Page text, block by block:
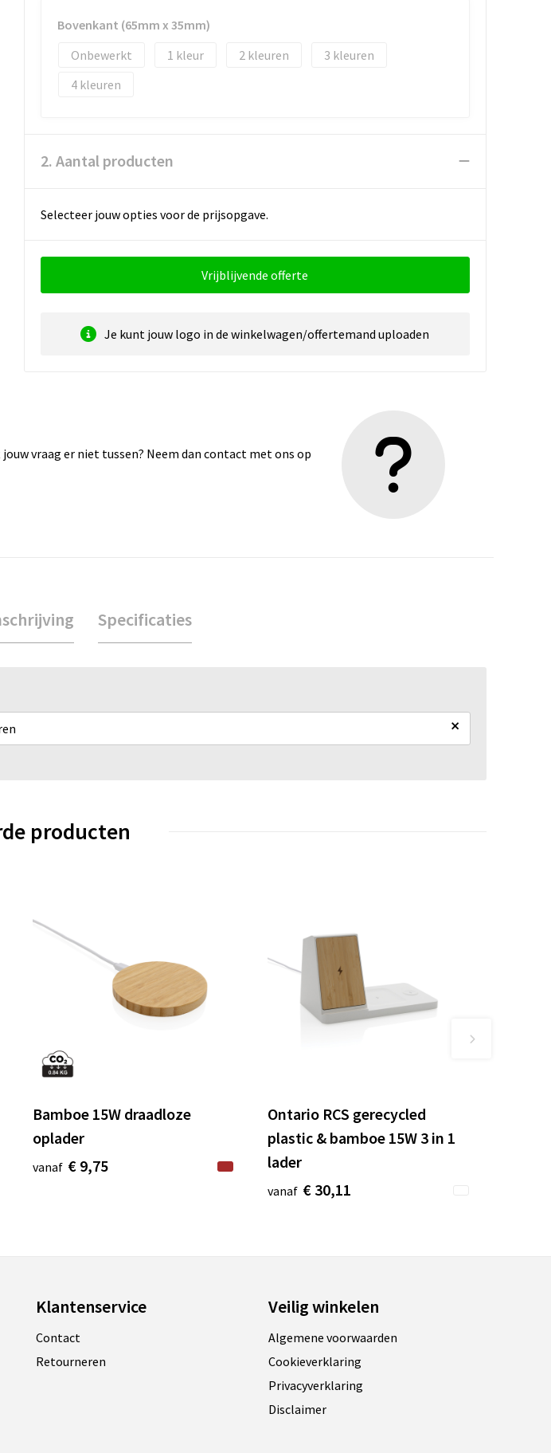
Bovenkant (65mm x 35mm)
Onbewerkt
1 2
3
4
2. Aantal producten
Selecteer jouw opties voor de prijsopgave.
Vrijblijvende offerte
Je kunt jouw logo in de winkelwagen/offertemand uploaden
vraag er niet tussen? Neem dan contact met ons op
Specificaties
×
producten
Bamboe 15W draadloze
oplader
vanaf € 9,75
Ontario RCS gerecycled
plastic & bamboe 15W 3 in 1
lader
vanaf € 30,11
Klantenservice
Contact
Retourneren
Veilig winkelen
Algemene voorwaarden
Cookieverklaring
Privacyverklaring
Disclaimer